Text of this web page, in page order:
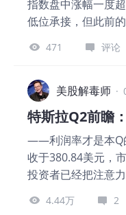
期望。 小猫量化以
的偏差。策略的预
来函数和前视偏差
统可以在当天更早
算、风控检查和订
4. 样本偏差 如果回
的。 同样，
指数盘中涨幅一度
低位承接，但此前
到10%，较6月高
束”来概括市场。
股部分科技资产则
期货一度上涨约
待大型科技公司财
不是预测哪个市场
美股的市场环境。
也不意味着所有港
上涨可以改变市场
构，以及多日状态
471 评论
美股解毒师 ·
特斯拉Q2前瞻
——利润率才是本Q
收于380.84美元，
投资者已经把注意
3/Y占交付量
4.44万 2